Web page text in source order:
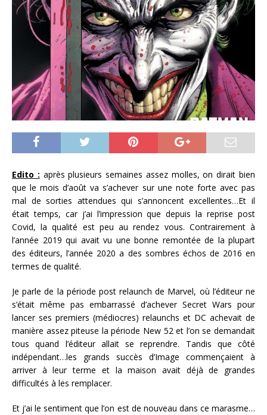
Edito : après plusieurs semaines assez molles, on dirait bien
que le mois d’août va s’achever sur une note forte avec pas
mal de sorties attendues qui s’annoncent excellentes…Et il
était temps, car j’ai l’impression que depuis la reprise post
Covid, la qualité est peu au rendez vous. Contrairement à
l’année 2019 qui avait vu une bonne remontée de la plupart
des éditeurs, l’année 2020 a des sombres échos de 2016 en
termes de qualité.
Je parle de la période post relaunch de Marvel, où l’éditeur ne
s’était même pas embarrassé d’achever Secret Wars pour
lancer ses premiers (médiocres) relaunchs et DC achevait de
manière assez piteuse la période New 52 et l’on se demandait
tous quand l’éditeur allait se reprendre. Tandis que côté
indépendant…les grands succès d’Image commençaient à
arriver à leur terme et la maison avait déjà de grandes
difficultés à les remplacer.
Et j’ai le sentiment que l’on est de nouveau dans ce marasme…